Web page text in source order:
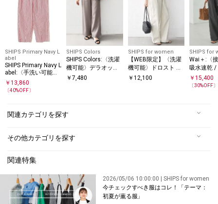
SHIPS Primary Navy L
abel
SHIPS Primary Navy L
abel:〈手洗い可能〉
綿 ナイロン ストライ
プ パンツ
￥ 13,860
〔40%OFF〕
SHIPS Colors
SHIPS Colors:〈洗濯
機可能〉デラオック
ス ベイカー イージー
￥7,480
SHIPS for women
【WEB限定】〈洗濯
機可能〉ドロスト ベ
イカー パンツ
￥ 12,100
SHIPS for
Wai＋:〈
吸水速乾 /
能〉タイ
コンフィ
￥15,400
〔30%OFF〕
関連カテゴリを探す
その他カテゴリを探す
関連特集
2026/05/06 10:00:00 | SHIPS for women
今チェックすべき服はコレ！「テーマ：
初夏が薫る服」